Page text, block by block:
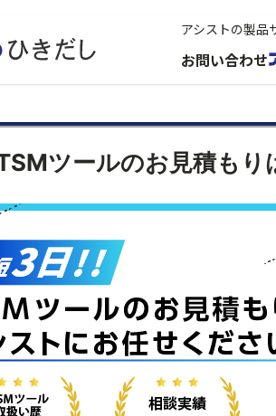
アシストの製品
お問い合わせ
ツールのお見積もり